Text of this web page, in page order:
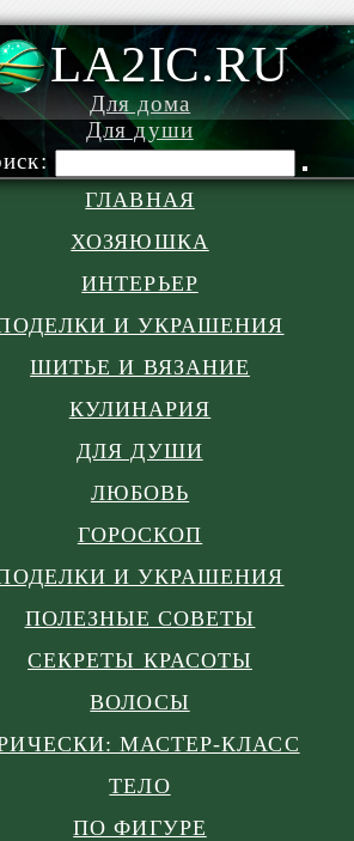
LA2IC.RU
Для дома
Для души
ГЛАВНАЯ
ХОЗЯЮШКА
ИНТЕРЬЕР
И УКРАШЕНИЯ
ШИТЬЕ И ВЯЗАНИЕ
КУЛИНАРИЯ
ДЛЯ ДУШИ
ЛЮБОВЬ
ГОРОСКОП
И УКРАШЕНИЯ
ПОЛЕЗНЫЕ СОВЕТЫ
СЕКРЕТЫ КРАСОТЫ
ВОЛОСЫ
МАСТЕР-КЛАСС
ТЕЛО
ПО ФИГУРЕ